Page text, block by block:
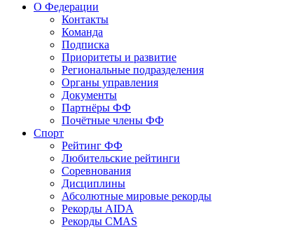
О Федерации
Контакты
Команда
Подписка
Приоритеты и развитие
Региональные подразделения
Органы управления
Документы
Партнёры ФФ
Почётные члены ФФ
Спорт
Рейтинг ФФ
Любительские рейтинги
Соревнования
Дисциплины
Абсолютные мировые рекорды
Рекорды AIDA
Рекорды CMAS